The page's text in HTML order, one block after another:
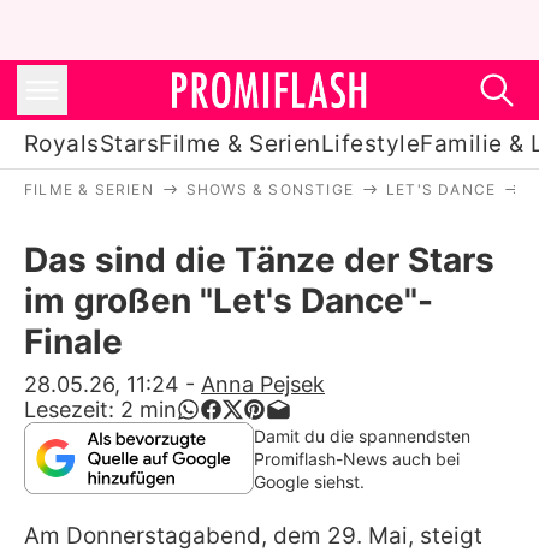
RoyalsStarsFilme & SerienLifestyleFamilie &
Stars
Filme & Serien
Lifestyle
Familie & Liebe
Promiflash Exklusiv
FILME & SERIEN SHOWS & SONSTIGE LET'S DANCE
Das sind die Tänze der Stars
im großen "Let's Dance"-
Finale
28.05.26, 11:24 - Anna Pejsek
Lesezeit: 2 min
Damit du die spannendsten
Promiflash-News auch bei
Google siehst.
Am Donnerstagabend, dem 29. Mai, steigt